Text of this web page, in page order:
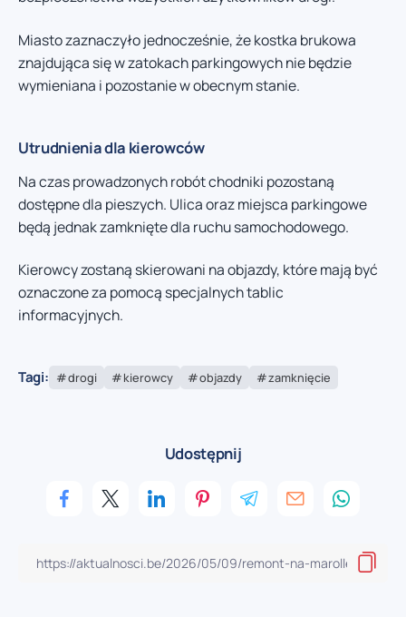
Miasto zaznaczyło jednocześnie, że kostka brukowa
znajdująca się w zatokach parkingowych nie będzie
wymieniana i pozostanie w obecnym stanie.
Utrudnienia dla kierowców
Na czas prowadzonych robót chodniki pozostaną
dostępne dla pieszych. Ulica oraz miejsca parkingowe
będą jednak zamknięte dla ruchu samochodowego.
Kierowcy zostaną skierowani na objazdy, które mają być
oznaczone za pomocą specjalnych tablic
informacyjnych.
Tagi: drogi kierowcy objazdy zamknięcie
Udostępnij